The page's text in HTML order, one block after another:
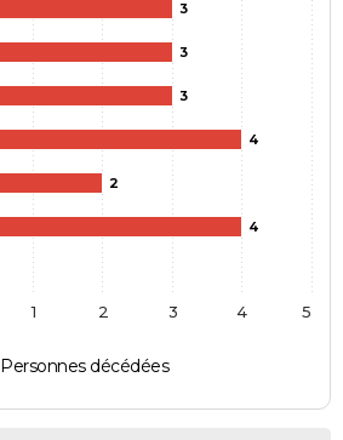
3
3
3
4
2
4
Personnes décédées
1 2 3 4 5